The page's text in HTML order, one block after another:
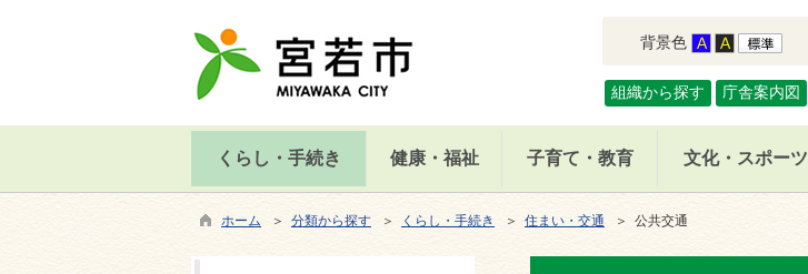
背景色
組織から探す 庁舎案内図
くらし・手続き 健康・福祉 子育て・教育 文化・スポーツ
ホーム ＞ 分類から探す ＞ くらし・手続き ＞ 住まい・交通 ＞ 公共交通